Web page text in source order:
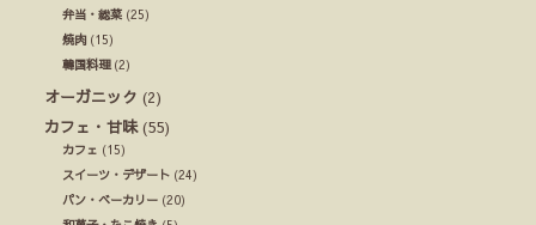
弁当・総菜 (25)
焼肉 (15)
韓国料理(2)
オーガニック (2)
カフェ・甘味(55)
カフェ (15)
スイーツ・デザート (24)
パン・ベーカリー (20)